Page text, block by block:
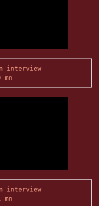
interview
mn
interview
mn